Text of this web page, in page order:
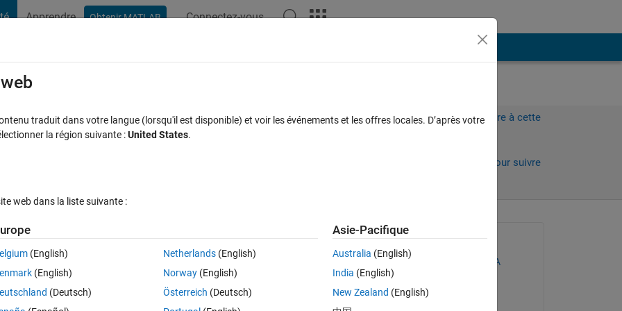
Apprendre Obtenir MATLAB Connectez-vous
ClassificationNaiveBayes as an index.
Connectez-vous pour répondre à cette
Connectez-vous pour suivre
OUJAOURA MUSTAPHA
le 19 Fév 2020
traduit dans votre langue (lorsqu'il est disponible) et voir les événements et les offres locales. D’après votre
la région suivante :United States.
web dans la liste suivante :
(English)
(English)
(Deutsch)
Netherlands(English)
Norway(English)
Österreich (Deutsch)
Asie-Pacifique
Australia (English)
India (English)
New Zealand (English)